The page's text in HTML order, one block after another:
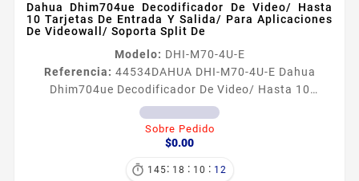
Dahua Dhim704ue Decodificador De Video/ Hasta
10 Tarjetas De Entrada Y Salida/ Para Aplicaciones
De Videowall/ Soporta Split De
Modelo: DHI-M70-4U-E
Referencia: 44534DAHUA DHI-M70-4U-E Dahua
Dhim704ue Decodificador De Video/ Hasta 10
Tarjetas De Entrada Y Salida/ Para Aplicaciones De
Videowall/ Soporta Split De Información General
Plataforma de control de video compatible con
tarjetas VEC0404HHM70 soporta hasta 40 canales
Principales Caracteristicas Caja industrial ATCA 4U
Sobre Pedido
$0.00Precio
 145: 18 : 10 : 11